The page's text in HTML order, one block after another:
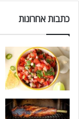
כתבות אחרונות